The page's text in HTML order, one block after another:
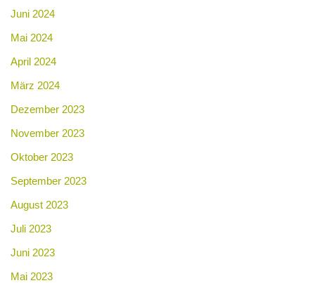
Juni 2024
Mai 2024
April 2024
März 2024
Dezember 2023
November 2023
Oktober 2023
September 2023
August 2023
Juli 2023
Juni 2023
Mai 2023